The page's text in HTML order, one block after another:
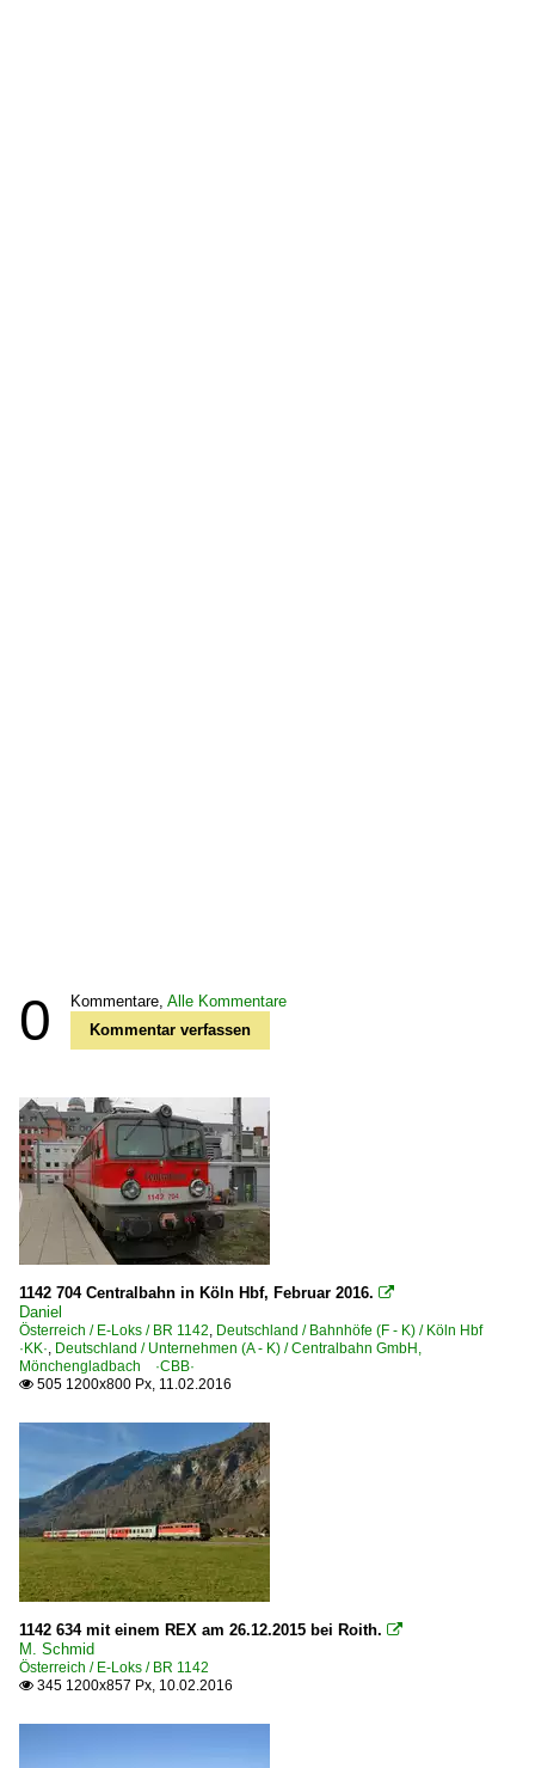
0 Kommentare, Alle Kommentare
Kommentar verfassen
1142 704 Centralbahn in Köln Hbf, Februar 2016. 
Daniel
Österreich / E-Loks / BR 1142, Deutschland / Bahnhöfe (F - K) / Köln Hbf
·KK·, Deutschland / Unternehmen (A - K) / Centralbahn GmbH,
Mönchengladbach ·CBB·
 505 1200x800 Px, 11.02.2016
1142 634 mit einem REX am 26.12.2015 bei Roith. 
M. Schmid
Österreich / E-Loks / BR 1142
 345 1200x857 Px, 10.02.2016